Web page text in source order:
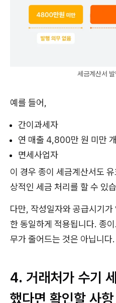
세금계산서
예를 들어,
간이과세자
연 매출 4,800만 원 미만
면세사업자
이 경우 종이 세금계산서도
상적인 세금 처리를 할 수 있
다만, 작성일자와 공급시기
한 동일하게 적용됩니다. 종
무가 줄어드는 것은 아닙니다.
4. 거래처가 수기
했다면 확인할 사항